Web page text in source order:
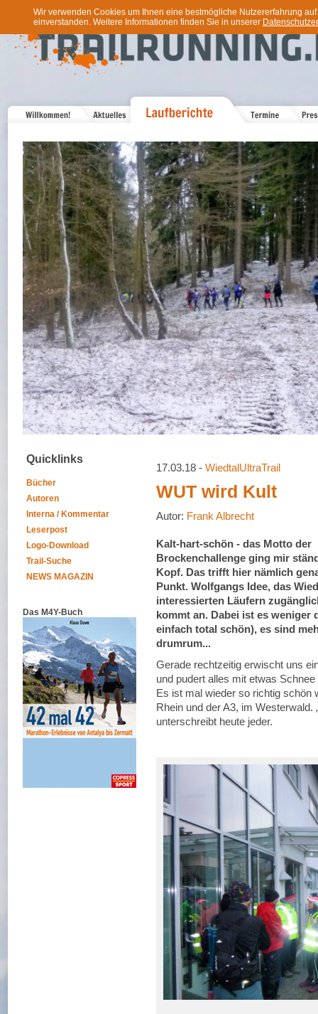
Wir verwenden Cookies um Ihnen eine bestmögliche Nutzererfahrung
einverstanden. Weitere Informationen finden Sie in unserer
Quicklinks
Bücher
Autoren
Interna / Kommentar
Leserpost
Logo-Download
Trail-Suche
NEWS MAGAZIN
Das M4Y-Buch
17.03.18 - WiedtalUltraTrail
WUT wird Kult
Autor: Frank Albrecht
Kalt-hart-schön - das Motto der
Brockenchallenge ging mir
Kopf. Das trifft hier nämlich
Punkt. Wolfgangs Idee, das
interessierten Läufern
kommt an. Dabei ist es weniger
einfach total schön), es sind
drumrum...
Gerade rechtzeitig erwischt uns
und pudert alles mit etwas
Es ist mal wieder so richtig schön
Rhein und der A3, im Westerwald.
unterschreibt heute jeder.